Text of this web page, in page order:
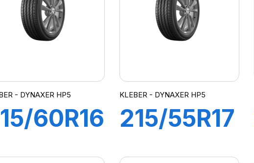
- DYNAXER HP5
60R16
KLEBER - DYNAXER HP5
215/55R17